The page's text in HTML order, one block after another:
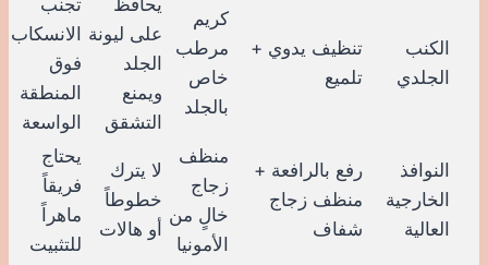
الكنب
الجلدي
تنظيف يدوي +
تلميع
كريم
مرطب
خاص
بالجلد
على ليونة
الجلد
ويمنع
التشقق
الانسكاب
فوق
المنطقة
الواسعة
النوافذ
الخارجية
العالية
رفع بالرافعة +
منظف زجاج
شفاف
منظف
زجاج
خالٍ من
الأمونيا
لا يترك
خطوطاً
أو هالات
يحتاج
فريقاً
ماهراً
للتثبيت